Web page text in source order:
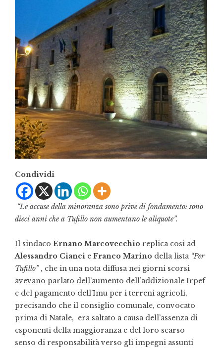
Condividi
“Le accuse della minoranza sono prive di fondamento: sono
dieci anni che a Tufillo non aumentano le aliquote”.
Il sindaco Ernano Marcovecchio replica così ad
Alessandro Cianci e Franco Marino della lista “Per
Tufillo”, che in una nota diffusa nei giorni scorsi
avevano parlato dell’aumento dell’addizionale Irpef
e del pagamento dell’Imu per i terreni agricoli,
precisando che il consiglio comunale, convocato
prima di Natale, era saltato a causa dell’assenza di
esponenti della maggioranza e del loro scarso
senso di responsabilità verso gli impegni assunti